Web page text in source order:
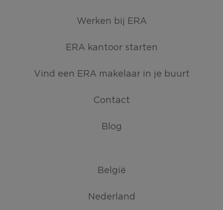
Werken bij ERA
ERA kantoor starten
Vind een ERA makelaar in je buurt
Contact
Blog
België
Nederland